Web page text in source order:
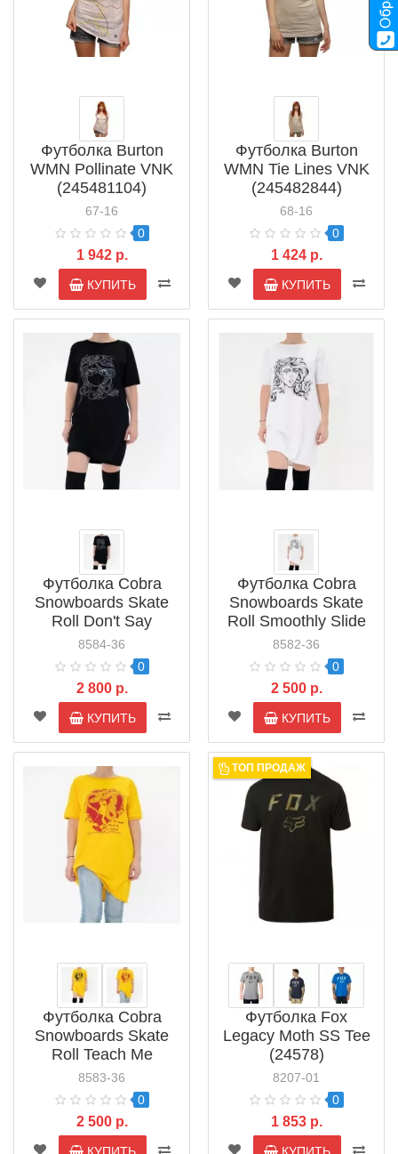
Футболка Burton
WMN Pollinate VNK
(245481104)
67-16
0
1 942 р.
КУПИТЬ
Футболка Burton
WMN Tie Lines VNK
(245482844)
68-16
0
1 424 р.
КУПИТЬ
Футболка Cobra
Snowboards Skate
Roll Don't Say
(SNB103010)
8584-36
0
2 800 р.
КУПИТЬ
Футболка Cobra
Snowboards Skate
Roll Smoothly Slide
(SNB101020)
8582-36
0
2 500 р.
КУПИТЬ
Футболка Cobra
Snowboards Skate
Roll Teach Me
(SNB10)
8583-36
0
2 500 р.
ТОП ПРОДАЖ
Футболка Fox
Legacy Moth SS Tee
(24578)
8207-01
0
1 853 р.